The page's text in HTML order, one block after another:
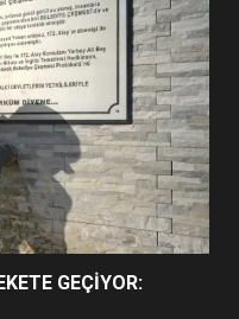
İÇİN
GÖZLER
BAHARATI
GEÇİYOR: